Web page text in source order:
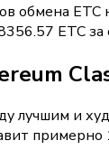
обмена
ETC
лучшим и